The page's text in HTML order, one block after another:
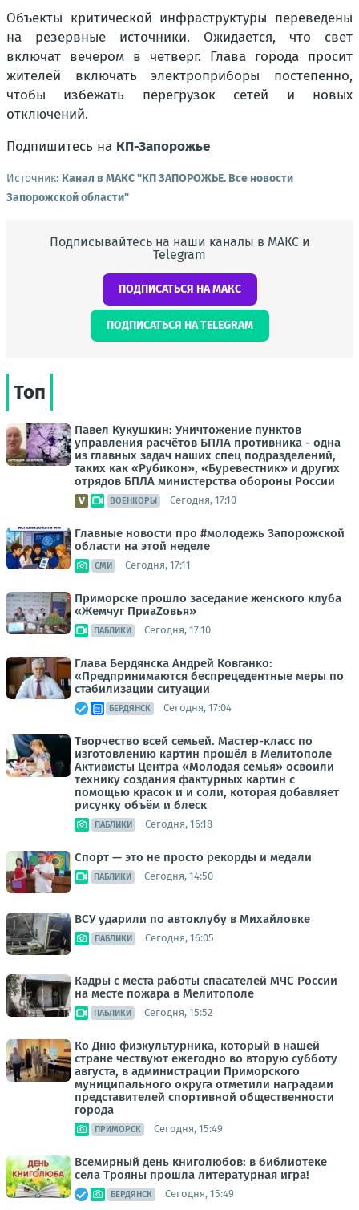
Объекты критической инфраструктуры переведены
на резервные источники. Ожидается, что свет
включат вечером в четверг. Глава города просит
жителей включать электроприборы постепенно,
чтобы избежать перегрузок сетей и новых
отключений.
Подпишитесь на КП-Запорожье
Источник: Канал в МАКС "КП ЗАПОРОЖЬЕ. Все новости
Запорожской области"
Подписывайтесь на наши каналы в МАКС и
Telegram
ПОДПИСАТЬСЯ НА МАКС
ПОДПИСАТЬСЯ НА TELEGRAM
Топ
Павел Кукушкин: Уничтожение пунктов
управления расчётов БПЛА противника - одна
из главных задач наших спец подразделений,
таких как «Рубикон», «Буревестник» и других
отрядов БПЛА министерства обороны России
ВОЕНКОРЫ Сегодня, 17:10
Главные новости про #молодежь Запорожской
области на этой неделе
СМИ Сегодня, 17:11
Приморске прошло заседание женского клуба
«Жемчуг ПриаZовья»
ПАБЛИКИ Сегодня, 17:10
Глава Бердянска Андрей Ковганко:
«Предпринимаются беспрецедентные меры по
стабилизации ситуации
БЕРДЯНСК Сегодня, 17:04
Творчество всей семьей. Мастер-класс по
изготовлению картин прошёл в Мелитополе
Активисты Центра «Молодая семья» освоили
технику создания фактурных картин с
помощью красок и и соли, которая добавляет
рисунку объём и блеск
ПАБЛИКИ Сегодня, 16:18
Спорт — это не просто рекорды и медали
ПАБЛИКИ Сегодня, 14:50
ВСУ ударили по автоклубу в Михайловке
ПАБЛИКИ Сегодня, 16:05
Кадры с места работы спасателей МЧС России
на месте пожара в Мелитополе
ПАБЛИКИ Сегодня, 15:52
Ко Дню физкультурника, который в нашей
стране чествуют ежегодно во вторую субботу
августа, в администрации Приморского
муниципального округа отметили наградами
представителей спортивной общественности
города
ПРИМОРСК Сегодня, 15:49
Всемирный день книголюбов: в библиотеке
села Трояны прошла литературная игра!
БЕРДЯНСК Сегодня, 15:49